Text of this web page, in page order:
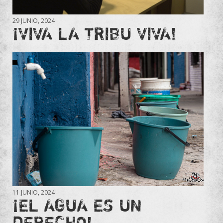
29 JUNIO, 2024
¡VIVA LA TRIBU VIVA!
11 JUNIO, 2024
¡EL AGUA ES UN